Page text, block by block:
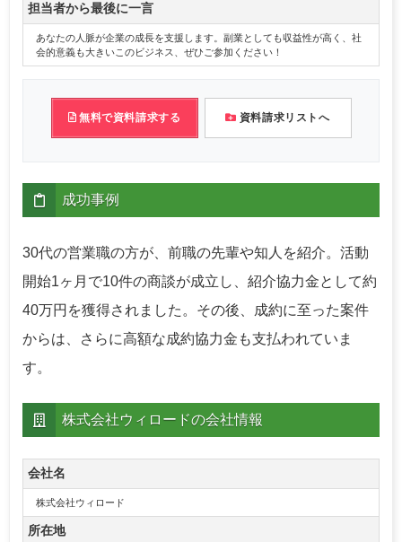
担当者から最後に一言
あなたの人脈が企業の成長を支援します。副業としても収益性が高く、社
会的意義も大きいこのビジネス、ぜひご参加ください！
無料で資料請求する 資料請求リストへ
成功事例
30代の営業職の方が、前職の先輩や知人を紹介。活動
開始1ヶ月で10件の商談が成立し、紹介協力金として約
40万円を獲得されました。その後、成約に至った案件
からは、さらに高額な成約協力金も支払われていま
す。
株式会社ウィロードの会社情報
会社名
株式会社ウィロード
所在地